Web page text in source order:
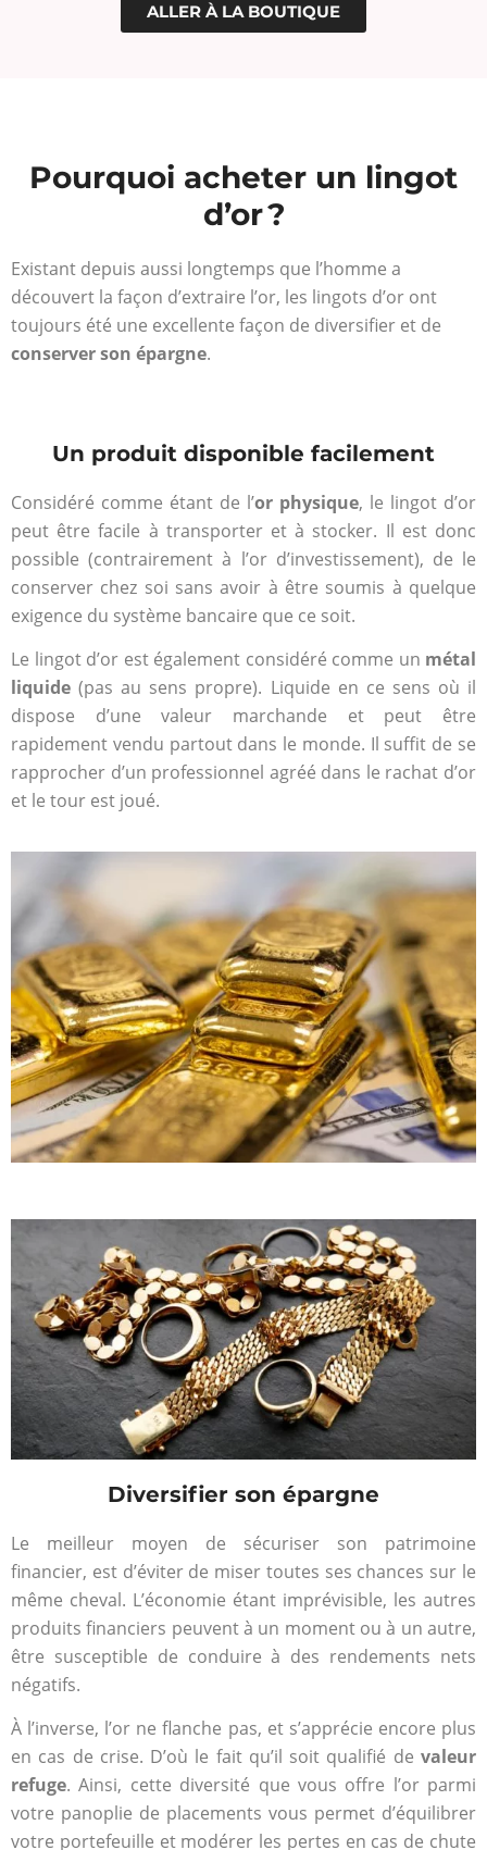
ALLER À LA BOUTIQUE
Pourquoi acheter un lingot
d’or ?
Existant depuis aussi longtemps que l’homme a
découvert la façon d’extraire l’or, les lingots d’or ont
toujours été une excellente façon de diversifier et de
conserver son épargne.
Un produit disponible facilement
Considéré comme étant de l’or physique, le lingot d’or
peut être facile à transporter et à stocker. Il est donc
possible (contrairement à l’or d’investissement), de le
conserver chez soi sans avoir à être soumis à quelque
exigence du système bancaire que ce soit.
Le lingot d’or est également considéré comme un métal
liquide (pas au sens propre). Liquide en ce sens où il
dispose d’une valeur marchande et peut être
rapidement vendu partout dans le monde. Il suffit de se
rapprocher d’un professionnel agréé dans le rachat d’or
et le tour est joué.
Diversifier son épargne
Le meilleur moyen de sécuriser son patrimoine
financier, est d’éviter de miser toutes ses chances sur le
même cheval. L’économie étant imprévisible, les autres
produits financiers peuvent à un moment ou à un autre,
être susceptible de conduire à des rendements nets
négatifs.
À l’inverse, l’or ne flanche pas, et s’apprécie encore plus
en cas de crise. D’où le fait qu’il soit qualifié de valeur
refuge. Ainsi, cette diversité que vous offre l’or parmi
votre panoplie de placements vous permet d’équilibrer
votre portefeuille et modérer les pertes en cas de chute